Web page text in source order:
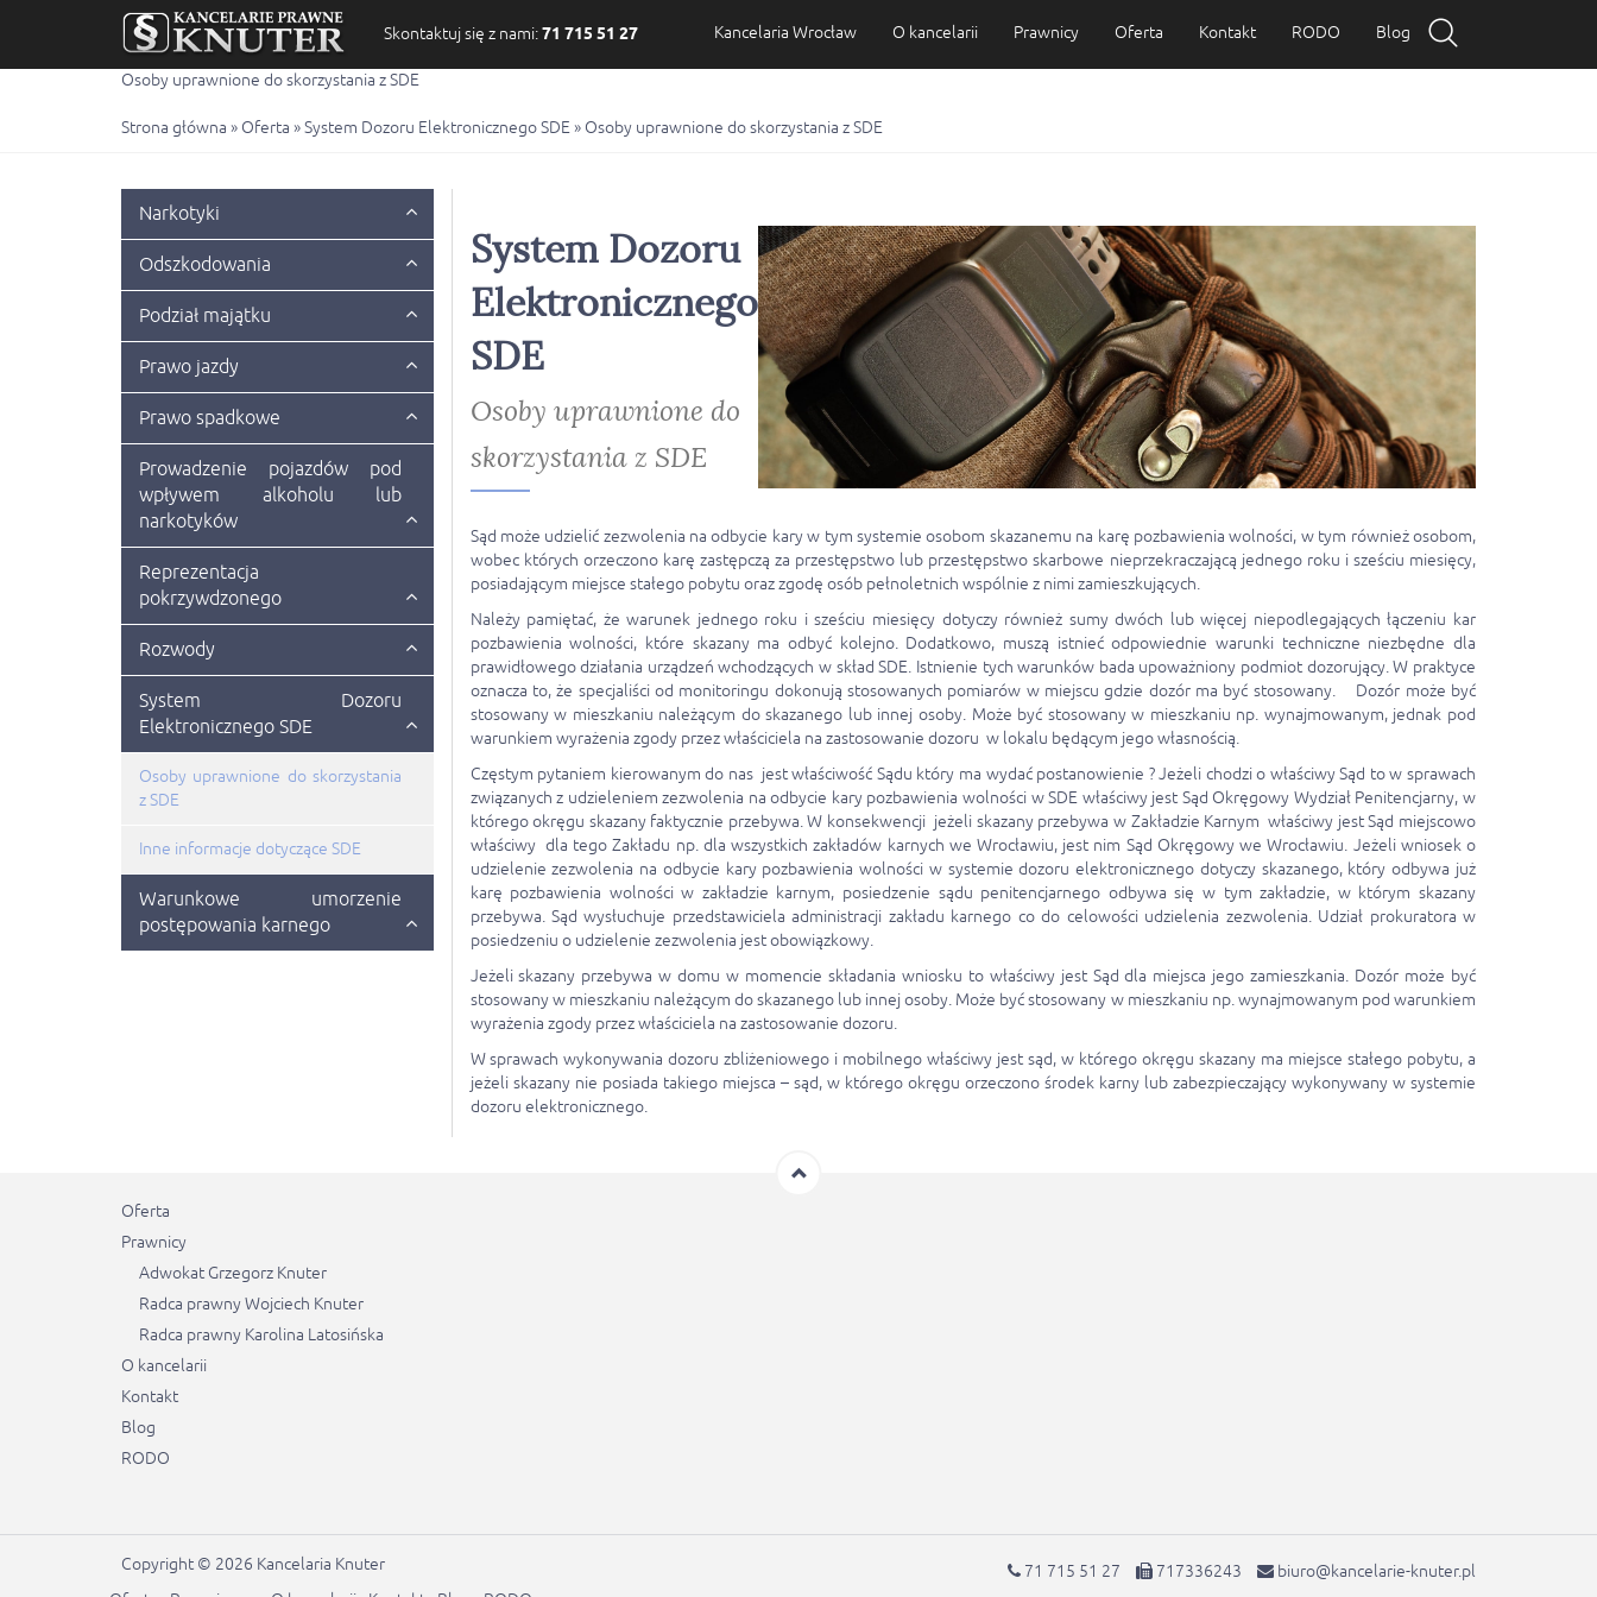
Kancelaria Wrocław O kancelarii Prawnicy Oferta Kontakt RODO Blog
Skontaktuj się z nami:71 715 51 27
Osoby uprawnione do skorzystania z SDE
Strona główna » Oferta »System Dozoru Elektronicznego SDE» Osoby uprawnione do skorzystania z SDE
Narkotyki
Odszkodowania
Podział majątku
Prawo jazdy
Prawo spadkowe
Prowadzenie pojazdów pod
wpływem alkoholu lub
narkotyków
Reprezentacja
pokrzywdzonego
Rozwody
System Dozoru
Elektronicznego SDE
Osoby uprawnione do skorzystania
z SDE
Inne informacje dotyczące SDE
Warunkowe umorzenie
postępowania karnego
System Dozoru
Elektronicznego
SDE
Osoby uprawnione do
skorzystania z SDE
Sąd może udzielić zezwolenia na odbycie kary w tym systemie osobom skazanemu na karę pozbawienia wolności, w tym również osobom,
wobec których orzeczono karę zastępczą za przestępstwo lub przestępstwo skarbowe nieprzekraczającą jednego roku i sześciu miesięcy,
posiadającym miejsce stałego pobytu oraz zgodę osób pełnoletnich wspólnie z nimi zamieszkujących.
Należy pamiętać, że warunek jednego roku i sześciu miesięcy dotyczy również sumy dwóch lub więcej niepodlegających łączeniu kar
pozbawienia wolności, które skazany ma odbyć kolejno. Dodatkowo, muszą istnieć odpowiednie warunki techniczne niezbędne dla
prawidłowego działania urządzeń wchodzących w skład SDE. Istnienie tych warunków bada upoważniony podmiot dozorujący. W praktyce
oznacza to, że specjaliści od monitoringu dokonują stosowanych pomiarów w miejscu gdzie dozór ma być stosowany. Dozór może być
stosowany w mieszkaniu należącym do skazanego lub innej osoby. Może być stosowany w mieszkaniu np. wynajmowanym, jednak pod
warunkiem wyrażenia zgody przez właściciela na zastosowanie dozoru w lokalu będącym jego własnością.
Częstym pytaniem kierowanym do nas jest właściwość Sądu który ma wydać postanowienie ? Jeżeli chodzi o właściwy Sąd to w sprawach
związanych z udzieleniem zezwolenia na odbycie kary pozbawienia wolności w SDE właściwy jest Sąd Okręgowy Wydział Penitencjarny, w
którego okręgu skazany faktycznie przebywa. W konsekwencji jeżeli skazany przebywa w Zakładzie Karnym właściwy jest Sąd miejscowo
właściwy dla tego Zakładu np. dla wszystkich zakładów karnych we Wrocławiu, jest nim Sąd Okręgowy we Wrocławiu. Jeżeli wniosek o
udzielenie zezwolenia na odbycie kary pozbawienia wolności w systemie dozoru elektronicznego dotyczy skazanego, który odbywa już
karę pozbawienia wolności w zakładzie karnym, posiedzenie sądu penitencjarnego odbywa się w tym zakładzie, w którym skazany
przebywa. Sąd wysłuchuje przedstawiciela administracji zakładu karnego co do celowości udzielenia zezwolenia. Udział prokuratora w
posiedzeniu o udzielenie zezwolenia jest obowiązkowy.
Jeżeli skazany przebywa w domu w momencie składania wniosku to właściwy jest Sąd dla miejsca jego zamieszkania. Dozór może być
stosowany w mieszkaniu należącym do skazanego lub innej osoby. Może być stosowany w mieszkaniu np. wynajmowanym pod warunkiem
wyrażenia zgody przez właściciela na zastosowanie dozoru.
W sprawach wykonywania dozoru zbliżeniowego i mobilnego właściwy jest sąd, w którego okręgu skazany ma miejsce stałego pobytu, a
jeżeli skazany nie posiada takiego miejsca – sąd, w którego okręgu orzeczono środek karny lub zabezpieczający wykonywany w systemie
dozoru elektronicznego.
Oferta
Prawnicy
Adwokat Grzegorz Knuter
Radca prawny Wojciech Knuter
Radca prawny Karolina Latosińska
O kancelarii
Kontakt
Blog
RODO
Copyright © 2026 Kancelaria Knuter
71 715 51 27 717336243 biuro@kancelarie-knuter.pl